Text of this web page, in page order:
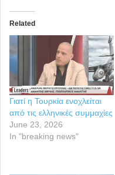
Related
Γιατί η Τουρκία ενοχλείται
από τις ελληνικές συμμαχίες
June 23, 2026
In "breaking news"